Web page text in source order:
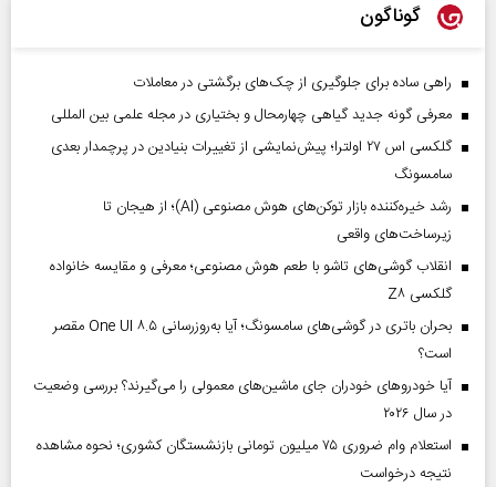
گوناگون
راهی ساده برای جلوگیری از چک‌های برگشتی در معاملات
معرفی گونه جدید گیاهی چهارمحال و بختیاری در مجله علمی بین المللی
گلکسی اس ۲۷ اولترا؛ پیش‌نمایشی از تغییرات بنیادین در پرچمدار بعدی
سامسونگ
رشد خیره‌کننده بازار توکن‌های هوش مصنوعی (AI)؛ از هیجان تا
زیرساخت‌های واقعی
انقلاب گوشی‌های تاشو‌ با طعم هوش مصنوعی؛ معرفی و مقایسه خانواده
گلکسی Z۸
بحران باتری در گوشی‌های سامسونگ؛ آیا به‌روزرسانی One UI ۸.۵ مقصر
است؟
آیا خودروهای خودران جای ماشین‌های معمولی را می‌گیرند؟ بررسی وضعیت
در سال ۲۰۲۶
استعلام وام ضروری ۷۵ میلیون تومانی بازنشستگان کشوری؛ نحوه مشاهده
نتیجه درخواست